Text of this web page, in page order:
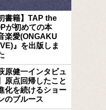
書籍】TAP the
が初めての本
楽愛(ONGAKU
』を出版しま
原健一インタビュ
原点回帰したこと
化を続けるショー
のブルース